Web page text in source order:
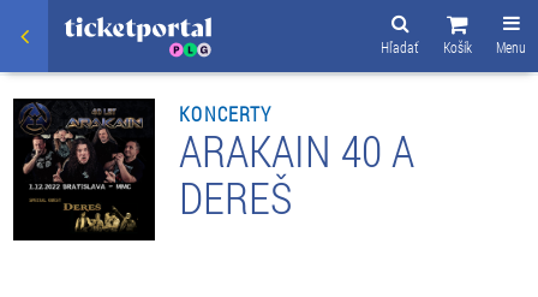
Menu
Košík
Hľadať
KONCERTY
ARAKAIN 40 A
DEREŠ